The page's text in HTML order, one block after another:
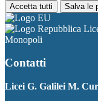
Accetta tutti Salva le
Monopoli
Contatti
Licei G. Galilei M.